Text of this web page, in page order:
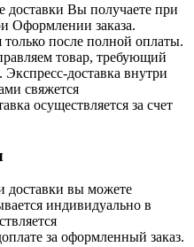
Вы получаете при
Оформлении заказа.
только после полной оплаты.
товар, требующий
доставка внутри
свяжется
осуществляется за счет
вы можете
индивидуально в
за оформленный заказ.